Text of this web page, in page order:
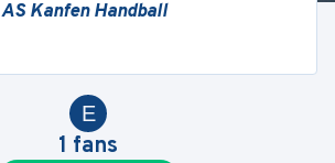
AS Kanfen Handball
E
1 fans